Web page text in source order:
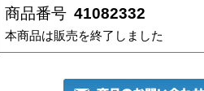
商品番号 41082332
本商品は販売を終了しました